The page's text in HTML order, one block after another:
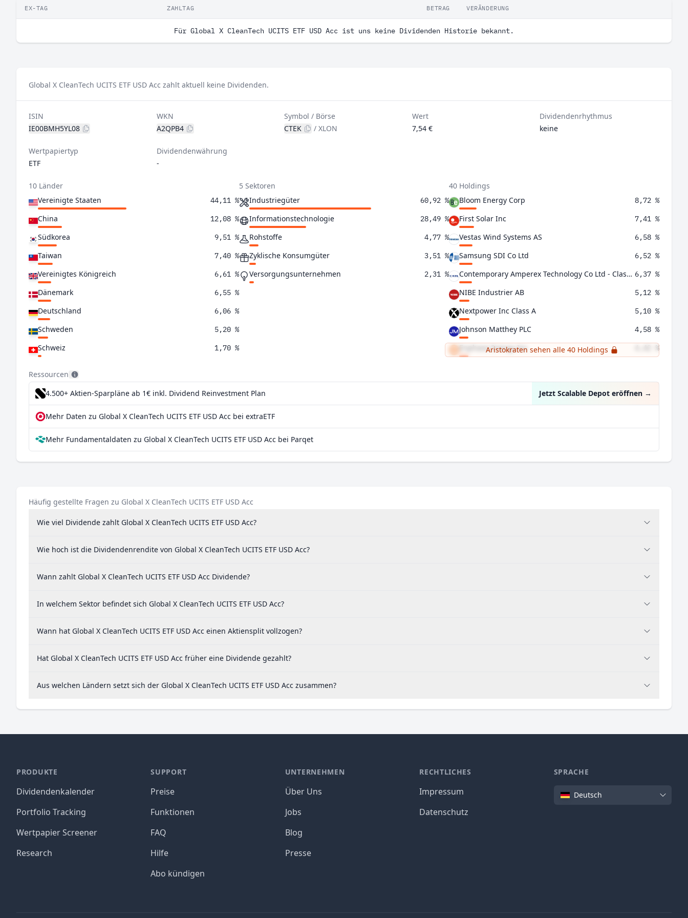
EX-TAG ZAHLTAG BETRAG VERÄNDERUNG
Für Global X CleanTech UCITS ETF USD Acc ist uns keine Dividenden Historie bekannt.
Global X CleanTech UCITS ETF USD Acc zahlt aktuell keine Dividenden.
ISIN
IE00BMH5YL08
WKN
A2QPB4
Symbol / Börse
CTEK
/XLON
Wert
7,54 €
Dividendenrhythmus
keine
Wertpapiertyp
ETF
Dividendenwährung
-
10 Länder
Vereinigte Staaten
44,11 %
China 12,08 %
Südkorea 9,51 %
Taiwan 7,40 %
Vereinigtes Königreich 6,61 %
Dänemark 6,55 %
Deutschland 6,06 %
Schweden 5,20 %
Schweiz 1,70 %
5 Sektoren
Industriegüter
60,92 %
Informationstechnologie 28,49 %
Rohstoffe 4,77 %
Zyklische Konsumgüter 3,51 %
Versorgungsunternehmen 2,31 %
40 Holdings
Bloom Energy Corp
8,72 %
First Solar Inc 7,41 %
Vestas Wind Systems AS 6,58 %
Samsung SDI Co Ltd 6,52 %
Contemporary Amperex Technology Co Ltd - Class H 6,37 %
NIBE Industrier AB 5,12 %
Nextpower Inc Class A 5,10 %
Johnson Matthey PLC 4,58 %
Enphase Energy Inc 4,42 %
Aristokraten sehen alle 40 Holdings
Ressourcen
4.500+ Aktien-Sparpläne ab 1€ inkl. Dividend Reinvestment Plan Jetzt Scalable Depot eröffnen →
Mehr Daten zu Global X CleanTech UCITS ETF USD Acc bei extraETF
Mehr Fundamentaldaten zu Global X CleanTech UCITS ETF USD Acc bei Parqet
Häufig gestellte Fragen zu Global X CleanTech UCITS ETF USD Acc
Wie viel Dividende zahlt Global X CleanTech UCITS ETF USD Acc?
Wie hoch ist die Dividendenrendite von Global X CleanTech UCITS ETF USD Acc?
Wann zahlt Global X CleanTech UCITS ETF USD Acc Dividende?
In welchem Sektor befindet sich Global X CleanTech UCITS ETF USD Acc?
Wann hat Global X CleanTech UCITS ETF USD Acc einen Aktiensplit vollzogen?
Hat Global X CleanTech UCITS ETF USD Acc früher eine Dividende gezahlt?
Aus welchen Ländern setzt sich der Global X CleanTech UCITS ETF USD Acc zusammen?
PRODUKTE
Dividendenkalender
Portfolio Tracking
Wertpapier Screener
Research
SUPPORT
Preise
Funktionen
FAQ
Hilfe
Abo kündigen
UNTERNEHMEN
Über Uns
Jobs
Blog
Presse
RECHTLICHES
Impressum
Datenschutz
SPRACHE
SpracheDeutsch